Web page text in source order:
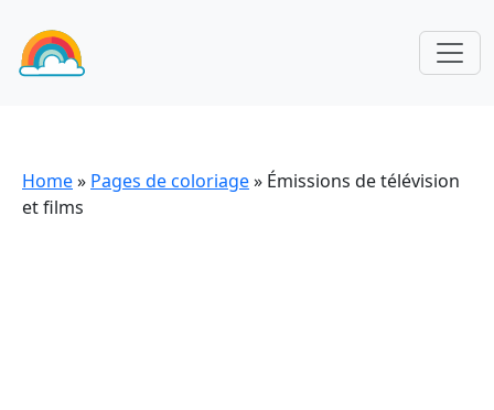
Home» Pages de coloriage» Émissions de télévision
et films